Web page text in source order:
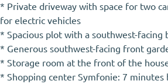
* Private driveway with space for two
for electric vehicles
* Spacious plot with a southwest-facing
* Generous southwest-facing front
* Storage room at the front of the
* Shopping center Symfonie: 7 minutes